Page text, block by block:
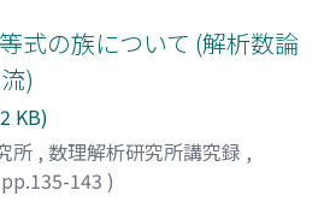
式の族について (解析数論
)
KB)
所 , 数理解析研究所講究録 ,
pp.135-143 )